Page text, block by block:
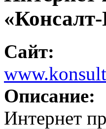
Сайт:
Описание:
Интернет